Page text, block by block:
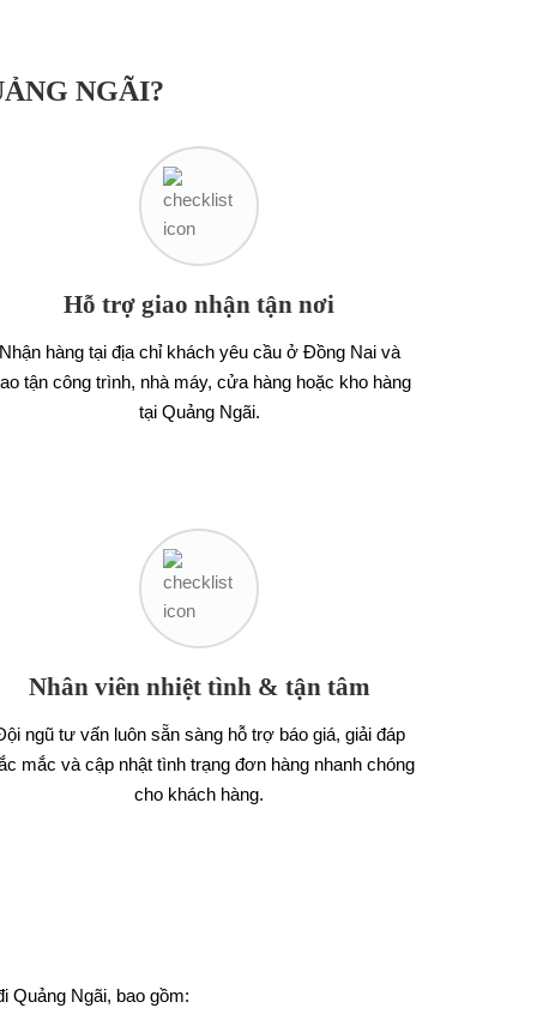
NGÃI?
Hỗ trợ giao nhận tận nơi
hàng tại địa chỉ khách yêu cầu ở Đồng Nai và
tận công trình, nhà máy, cửa hàng hoặc kho hàng
tại Quảng Ngãi.
Nhân viên nhiệt tình & tận tâm
ngũ tư vấn luôn sẵn sàng hỗ trợ báo giá, giải đáp
mắc và cập nhật tình trạng đơn hàng nhanh chóng
cho khách hàng.
Quảng Ngãi, bao gồm: